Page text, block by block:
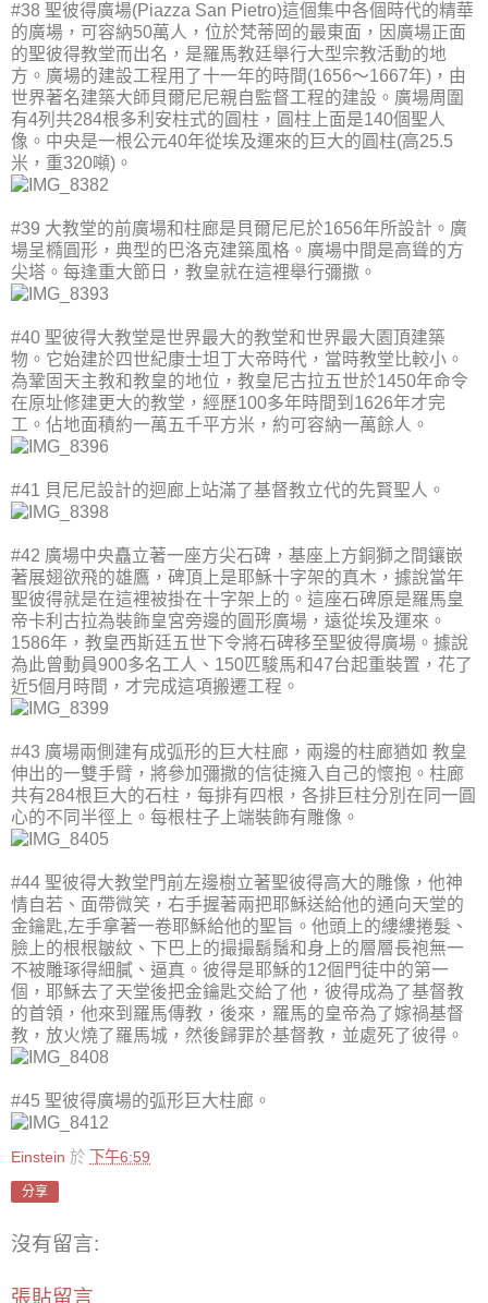
#38 聖彼得廣場(Piazza San Pietro)這個集中各個時代的精華
的廣場，可容納50萬人，位於梵蒂岡的最東面，因廣場正面
的聖彼得教堂而出名，是羅馬教廷舉行大型宗教活動的地
方。廣場的建設工程用了十一年的時間(1656～1667年)，由
世界著名建築大師貝爾尼尼親自監督工程的建設。廣場周圍
有4列共284根多利安柱式的圓柱，圓柱上面是140個聖人
像。中央是一根公元40年從埃及運來的巨大的圓柱(高25.5
米，重320噸)。
#39 大教堂的前廣場和柱廊是貝爾尼尼於1656年所設計。廣
場呈橢圓形，典型的巴洛克建築風格。廣場中間是高聳的方
尖塔。每逢重大節日，教皇就在這裡舉行彌撒。
#40 聖彼得大教堂是世界最大的教堂和世界最大園頂建築
物。它始建於四世紀康士坦丁大帝時代，當時教堂比較小。
為鞏固天主教和教皇的地位，教皇尼古拉五世於1450年命令
在原址修建更大的教堂，經歷100多年時間到1626年才完
工。佔地面積約一萬五千平方米，約可容納一萬餘人。
#41 貝尼尼設計的迴廊上站滿了基督教立代的先賢聖人。
#42 廣場中央矗立著一座方尖石碑，基座上方銅獅之間鑲嵌
著展翅欲飛的雄鷹，碑頂上是耶穌十字架的真木，據說當年
聖彼得就是在這裡被掛在十字架上的。這座石碑原是羅馬皇
帝卡利古拉為裝飾皇宮旁邊的圓形廣場，遠從埃及運來。
1586年，教皇西斯廷五世下令將石碑移至聖彼得廣場。據說
為此曾動員900多名工人、150匹駿馬和47台起重裝置，花了
近5個月時間，才完成這項搬遷工程。
#43 廣場兩側建有成弧形的巨大柱廊，兩邊的柱廊猶如 教皇
伸出的一雙手臂，將參加彌撒的信徒擁入自己的懷抱。柱廊
共有284根巨大的石柱，每排有四根，各排巨柱分別在同一圓
心的不同半徑上。每根柱子上端裝飾有雕像。
#44 聖彼得大教堂門前左邊樹立著聖彼得高大的雕像，他神
情自若、面帶微笑，右手握著兩把耶穌送給他的通向天堂的
金鑰匙,左手拿著一卷耶穌給他的聖旨。他頭上的縷縷捲髮、
臉上的根根皺紋、下巴上的撮撮鬍鬚和身上的層層長袍無一
不被雕琢得細膩、逼真。彼得是耶穌的12個門徒中的第一
個，耶穌去了天堂後把金鑰匙交給了他，彼得成為了基督教
的首領，他來到羅馬傳教，後來，羅馬的皇帝為了嫁禍基督
教，放火燒了羅馬城，然後歸罪於基督教，並處死了彼得。
#45 聖彼得廣場的弧形巨大柱廊。
Einstein 於 下午6:59
分享
沒有留言:
張貼留言